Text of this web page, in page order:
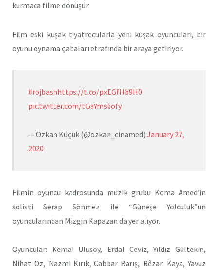
kurmaca filme dönüşür.
Film eski kuşak tiyatrocularla yeni kuşak oyuncuları, bir
oyunu oynama çabaları etrafında bir araya getiriyor.
#rojbashhttps://t.co/pxEGfHb9H0
pic.twitter.com/tGaYms6ofy
— Özkan Küçük (@ozkan_cinamed) January 27,
2020
Filmin oyuncu kadrosunda müzik grubu Koma Amed’in
solisti Serap Sönmez ile “Güneşe Yolculuk”un
oyuncularından Mizgin Kapazan da yer alıyor.
Oyuncular: Kemal Ulusoy, Erdal Ceviz, Yıldız Gültekin,
Nihat Öz, Nazmi Kırık, Cabbar Barış, Rêzan Kaya, Yavuz